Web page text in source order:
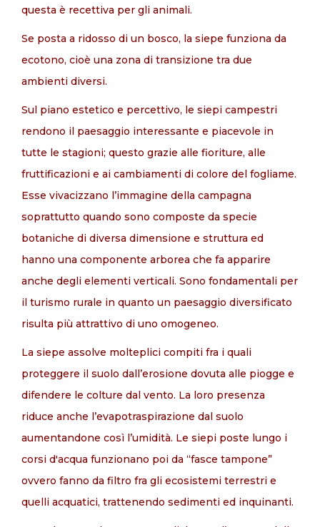
questa è recettiva per gli animali.
Se posta a ridosso di un bosco, la siepe funziona da
ecotono, cioè una zona di transizione tra due
ambienti diversi.
Sul piano estetico e percettivo, le siepi campestri
rendono il paesaggio interessante e piacevole in
tutte le stagioni; questo grazie alle fioriture, alle
fruttificazioni e ai cambiamenti di colore del fogliame.
Esse vivacizzano l’immagine della campagna
soprattutto quando sono composte da specie
botaniche di diversa dimensione e struttura ed
hanno una componente arborea che fa apparire
anche degli elementi verticali. Sono fondamentali per
il turismo rurale in quanto un paesaggio diversificato
risulta più attrattivo di uno omogeneo.
La siepe assolve molteplici compiti fra i quali
proteggere il suolo dall’erosione dovuta alle piogge e
difendere le colture dal vento. La loro presenza
riduce anche l’evapotraspirazione dal suolo
aumentandone così l’umidità. Le siepi poste lungo i
corsi d'acqua funzionano poi da “fasce tampone”
ovvero fanno da filtro fra gli ecosistemi terrestri e
quelli acquatici, trattenendo sedimenti ed inquinanti.